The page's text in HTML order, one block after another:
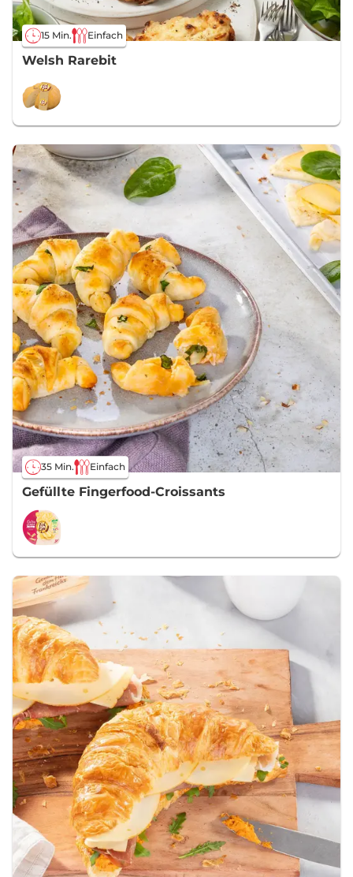
15 Min. Einfach
Welsh Rarebit
35 Min. Einfach
Gefüllte Fingerfood-Croissants